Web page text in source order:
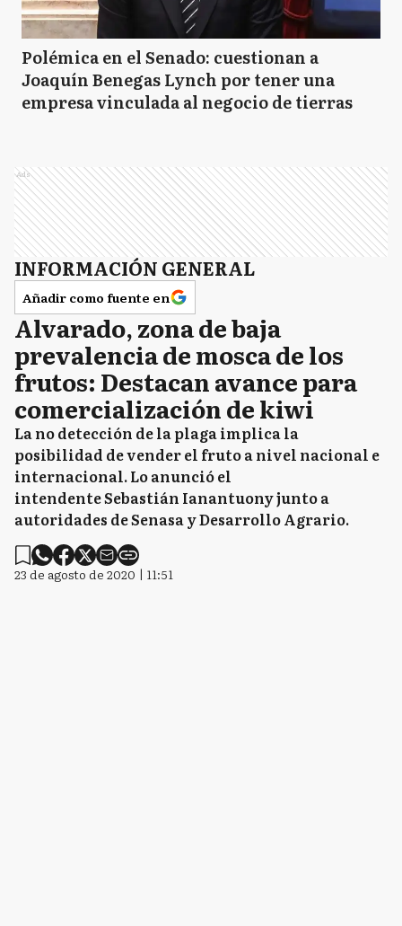
Polémica en el Senado: cuestionan a
Joaquín Benegas Lynch por tener una
empresa vinculada al negocio de tierras
Ads
INFORMACIÓN GENERAL
Añadir como fuente en
Alvarado, zona de baja
prevalencia de mosca de los
frutos: Destacan avance para
comercialización de kiwi
La no detección de la plaga implica la
posibilidad de vender el fruto a nivel nacional e
internacional. Lo anunció el
intendente Sebastián Ianantuony junto a
autoridades de Senasa y Desarrollo Agrario.
23 de agosto de 2020 | 11:51